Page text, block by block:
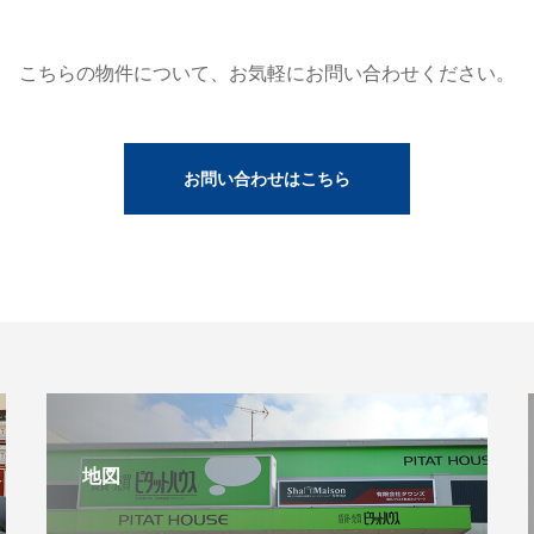
こちらの物件について、お気軽にお問い合わせください。
お問い合わせはこちら
地図